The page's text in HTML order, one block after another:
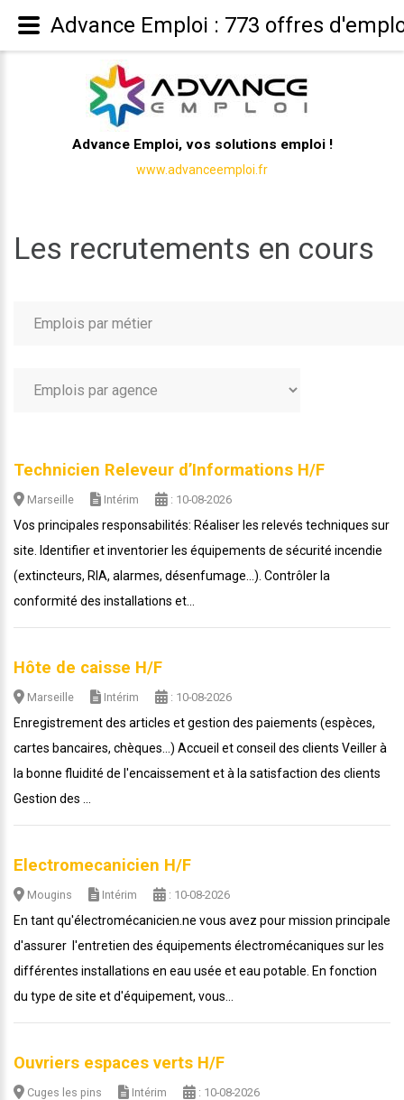
Advance Emploi, vos solutions emploi !
www.advanceemploi.fr
Les recrutements en cours
Technicien Releveur d’Informations H/F
Marseille Intérim : 10-08-2026
Vos principales responsabilités: Réaliser les relevés techniques sur
site. Identifier et inventorier les équipements de sécurité incendie
(extincteurs, RIA, alarmes, désenfumage…). Contrôler la
conformité des installations et...
Hôte de caisse H/F
Marseille Intérim : 10-08-2026
Enregistrement des articles et gestion des paiements (espèces,
cartes bancaires, chèques…) Accueil et conseil des clients Veiller à
la bonne fluidité de l'encaissement et à la satisfaction des clients
Gestion des ...
Electromecanicien H/F
Mougins Intérim : 10-08-2026
En tant qu'électromécanicien.ne vous avez pour mission principale
d'assurer l'entretien des équipements électromécaniques sur les
différentes installations en eau usée et eau potable. En fonction
du type de site et d'équipement, vous...
Ouvriers espaces verts H/F
Cuges les pins Intérim : 10-08-2026
Advance Emploi : 773 offres